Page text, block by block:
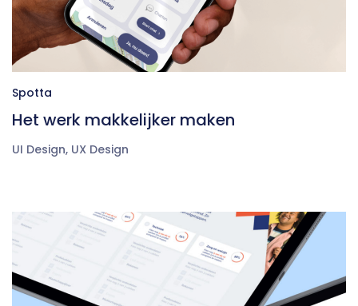
Spotta
Het werk makkelijker maken
UI Design, UX Design